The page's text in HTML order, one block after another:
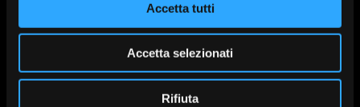
Accetta tutti
Accetta selezionati
Rifiuta
Servizi digitali
Servizi digitali
Servizi di
pagamento